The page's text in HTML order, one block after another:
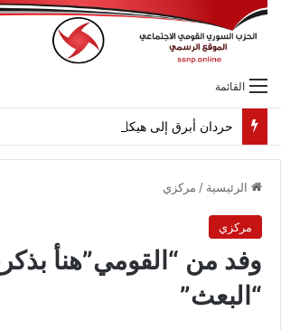
القائمة
حردان أبرق إلى هيكل مهنئاً بمناسبة عيد
الرئيسية / مركزي
مركزي
وفد من “القومي”هنأ
“البعث”